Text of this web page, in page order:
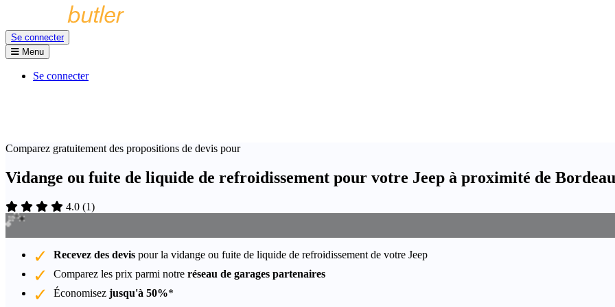
Se connecter
Menu
Se connecter
Comparez gratuitement des propositions de devis pour
Vidange ou fuite de liquide de refroidissement pour votre Jeep à proximité de
4.0 (1)
Recevez des devis pour la vidange ou fuite de liquide de refroidissement de votre Jeep
Comparez les prix parmi notre réseau de garages partenaires
Économisez jusqu'à 50%*